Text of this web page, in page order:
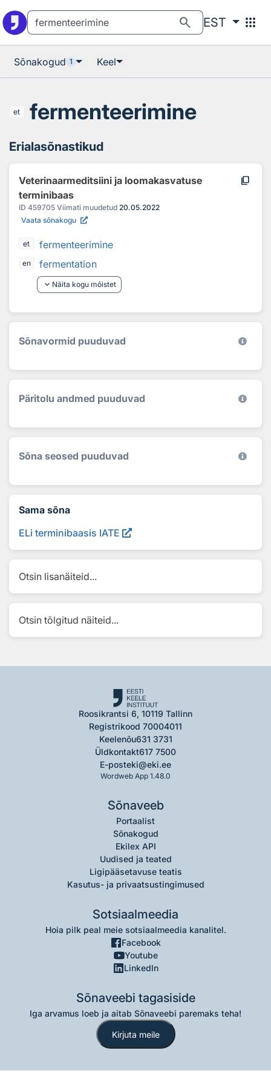
search EST apps
Sõnakogud 1 Keel
et fermenteerimine
Erialasõnastikud
Veterinaarmeditsiini ja loomakasvatuse
terminibaas
content_copy
ID 459705 Viimati muudetud 20.05.2022
Vaata sõnakogu
et fermenteerimine
en
fermentation
keyboard_arrow_down Näita kogu mõistet
Sõnavormid puuduvad
Päritolu andmed puuduvad
Sõna seosed puuduvad
Sama sõna
ELi terminibaasis IATE
Otsin lisanäiteid...
Otsin tõlgitud näiteid...
Roosikrantsi 6, 10119 Tallinn
Registrikood 70004011
Keelenõu631 3731
Üldkontakt617 7500
E-posteki@eki.ee
Wordweb App 1.48.0
Sõnaveeb
Portaalist
Sõnakogud
Ekilex API
Uudised ja teated
Ligipääsetavuse teatis
Kasutus- ja privaatsustingimused
Sotsiaalmeedia
Hoia pilk peal meie sotsiaalmeedia kanalitel.
Facebook
Youtube
LinkedIn
Sõnaveebi tagasiside
Iga arvamus loeb ja aitab Sõnaveebi paremaks teha!
Kirjuta meile